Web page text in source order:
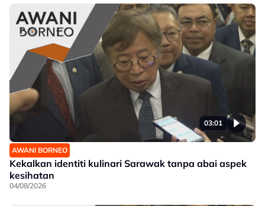
03:01
AWANI BORNEO
Kekalkan identiti kulinari Sarawak tanpa abai aspek
kesihatan
04/08/2026